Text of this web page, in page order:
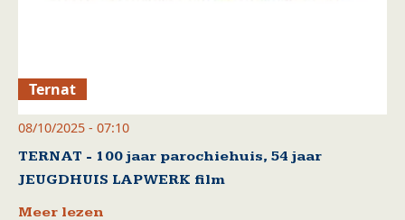
Ternat
08/10/2025 - 07:10
TERNAT - 100 jaar parochiehuis, 54 jaar
JEUGDHUIS LAPWERK film
Meer lezen